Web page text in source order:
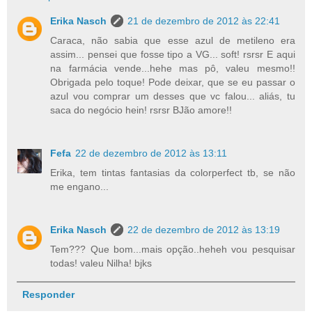
Erika Nasch
21 de dezembro de 2012 às 22:41
Caraca, não sabia que esse azul de metileno era
assim... pensei que fosse tipo a VG... soft! rsrsr E aqui
na farmácia vende...hehe mas pô, valeu mesmo!!
Obrigada pelo toque! Pode deixar, que se eu passar o
azul vou comprar um desses que vc falou... aliás, tu
saca do negócio hein! rsrsr BJão amore!!
Fefa 22 de dezembro de 2012 às 13:11
Erika, tem tintas fantasias da colorperfect tb, se não
me engano...
Erika Nasch
22 de dezembro de 2012 às 13:19
Tem??? Que bom...mais opção..heheh vou pesquisar
todas! valeu Nilha! bjks
Responder